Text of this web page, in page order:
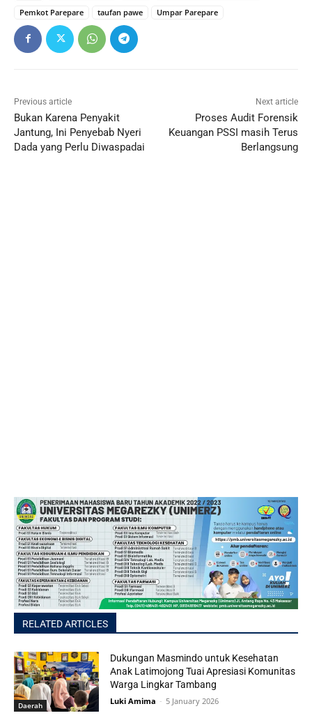
Pemkot Parepare
taufan pawe Umpar Parepare
Previous article
Bukan Karena Penyakit
Jantung, Ini Penyebab Nyeri
Dada yang Perlu Diwaspadai
Next article
Proses Audit Forensik
Keuangan PSSI masih Terus
Berlangsung
RELATED ARTICLES
Daerah
Dukungan Masmindo untuk Kesehatan
Anak Latimojong Tuai Apresiasi Komunitas
Warga Lingkar Tambang
Luki Amima - 5 January 2026